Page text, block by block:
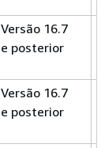
Versão 16.7
e posterior
Versão 16.7
e posterior